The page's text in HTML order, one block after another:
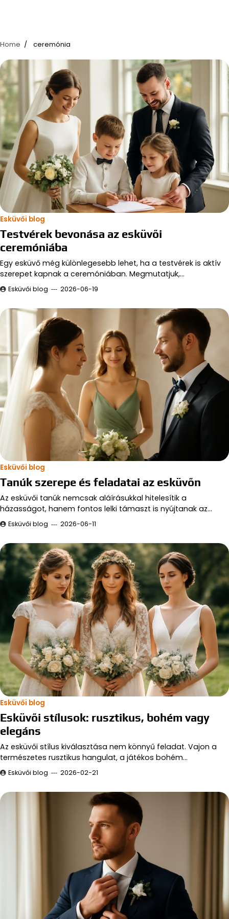
Home ceremónia
Esküvői blog
Testvérek bevonása az esküvői
ceremóniába
Egy esküvő még különlegesebb lehet, ha a testvérek is aktív
szerepet kapnak a ceremóniában. Megmutatjuk,…
Esküvői blog 2026-06-19
Esküvői blog
Tanúk szerepe és feladatai az esküvőn
Az esküvői tanúk nemcsak aláírásukkal hitelesítik a
házasságot, hanem fontos lelki támaszt is nyújtanak az…
Esküvői blog 2026-06-11
Esküvői blog
Esküvői stílusok: rusztikus, bohém vagy
elegáns
Az esküvői stílus kiválasztása nem könnyű feladat. Vajon a
természetes rusztikus hangulat, a játékos bohém…
Esküvői blog 2026-02-21